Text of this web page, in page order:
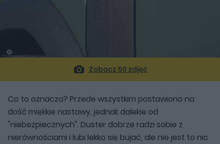
Zobacz 50 zdjęć
Co to oznacza? Przede wszystkim postawiono na
dość miękkie nastawy, jednak dalekie od
"niebezpiecznych". Duster dobrze radzi sobie z
nierównościami i lubi lekko się bujać, ale nie jest to nic